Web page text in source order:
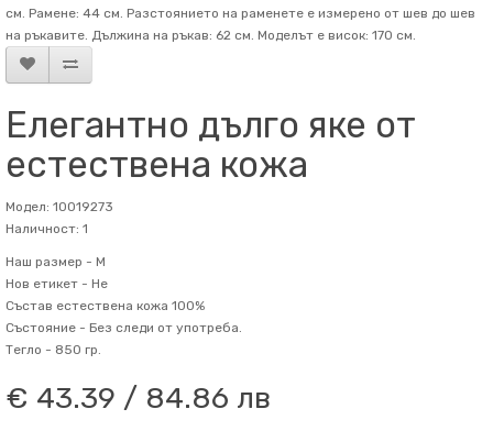
см. Рамене: 44 см. Разстоянието на раменете е измерено от шев до шев
на ръкавите. Дължина на ръкав: 62 см. Mоделът е висок: 170 см.
Елегантно дълго яке от
естествена кожа
Модел: 10019273
Наличност: 1
Наш размер - M
Нов етикет - Не
Състав естествена кожа 100%
Състояние - Без следи от употреба.
Тегло - 850 гр.
€ 43.39 / 84.86 лв